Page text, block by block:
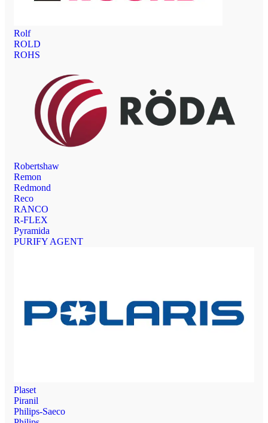
Rolf
ROLD
ROHS
Robertshaw
Remon
Redmond
Reco
RANCO
R-FLEX
Pyramida
PURIFY AGENT
Plaset
Piranil
Philips-Saeco